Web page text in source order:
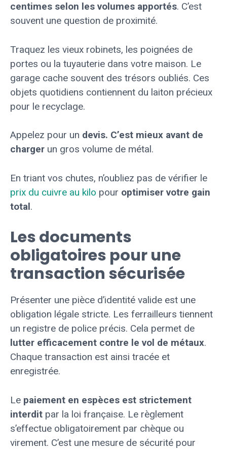
centimes selon les volumes apportés. C’est
souvent une question de proximité.
Traquez les vieux robinets, les poignées de
portes ou la tuyauterie dans votre maison. Le
garage cache souvent des trésors oubliés. Ces
objets quotidiens contiennent du laiton précieux
pour le recyclage.
Appelez pour un devis. C’est mieux avant de
charger un gros volume de métal.
En triant vos chutes, n’oubliez pas de vérifier le
prix du cuivre au kilo pour optimiser votre gain
total.
Les documents
obligatoires pour une
transaction sécurisée
Présenter une pièce d’identité valide est une
obligation légale stricte. Les ferrailleurs tiennent
un registre de police précis. Cela permet de
lutter efficacement contre le vol de métaux.
Chaque transaction est ainsi tracée et
enregistrée.
Le paiement en espèces est strictement
interdit par la loi française. Le règlement
s’effectue obligatoirement par chèque ou
virement. C’est une mesure de sécurité pour